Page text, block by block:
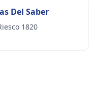
Del Saber
1820